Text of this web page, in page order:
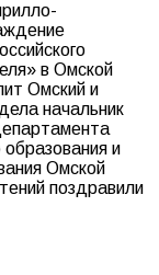
в Омской
Омский и
начальник
и
Омской
поздравили